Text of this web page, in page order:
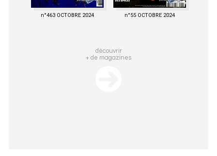
n°463 OCTOBRE 2024 n°55 OCTOBRE 2024
découvrir
+ de magazines